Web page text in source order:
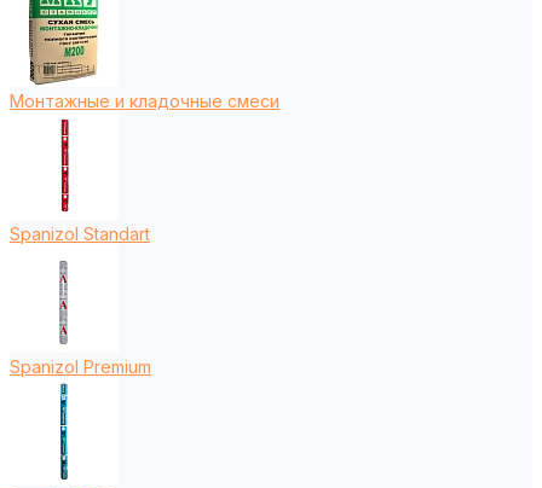
Монтажные и кладочные смеси
Spanizol Standart
Spanizol Premium